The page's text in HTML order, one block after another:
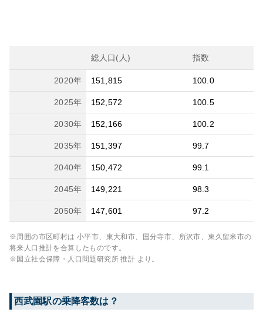
総人口(人) 指数
2020年 151,815 100.0
2025年 152,572 100.5
2030年 152,166 100.2
2035年 151,397 99.7
2040年 150,472 99.1
2045年 149,221 98.3
2050年 147,601 97.2
※周囲の市区町村は 小平市、東大和市、国分寺市、所沢市、東久留米市の
将来人口推計を合算したものです。
※国立社会保障・人口問題研究所 推計 より。
西武園駅の乗降客数は？